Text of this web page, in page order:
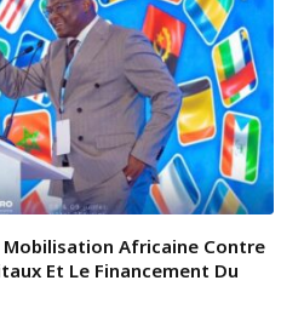
Mobilisation Africaine Contre
Et Le Financement Du